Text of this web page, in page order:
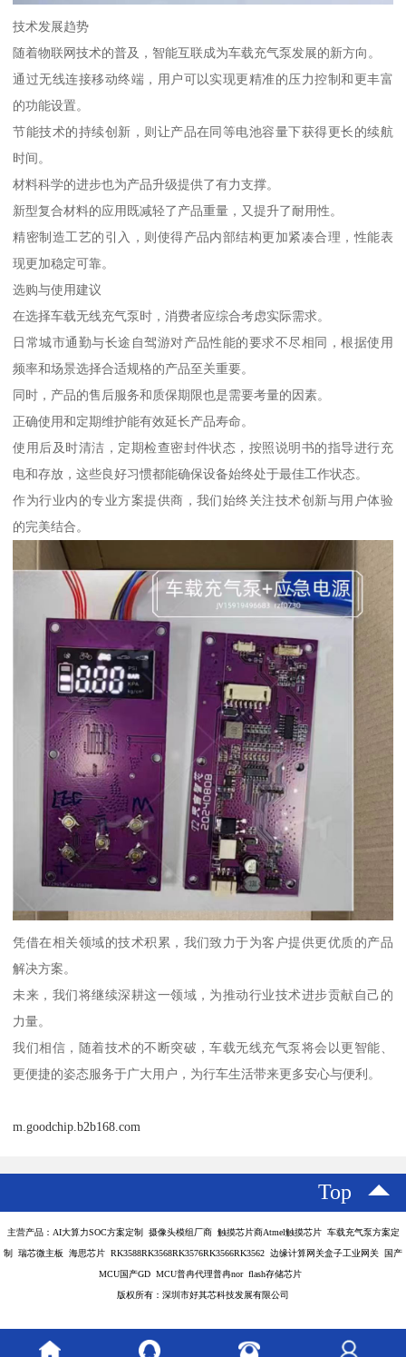
技术发展趋势
随着物联网技术的普及，智能互联成为车载充气泵发展的新方向。
通过无线连接移动终端，用户可以实现更精准的压力控制和更丰富
的功能设置。
节能技术的持续创新，则让产品在同等电池容量下获得更长的续航
时间。
材料科学的进步也为产品升级提供了有力支撑。
新型复合材料的应用既减轻了产品重量，又提升了耐用性。
精密制造工艺的引入，则使得产品内部结构更加紧凑合理，性能表
现更加稳定可靠。
选购与使用建议
在选择车载无线充气泵时，消费者应综合考虑实际需求。
日常城市通勤与长途自驾游对产品性能的要求不尽相同，根据使用
频率和场景选择合适规格的产品至关重要。
同时，产品的售后服务和质保期限也是需要考量的因素。
正确使用和定期维护能有效延长产品寿命。
使用后及时清洁，定期检查密封件状态，按照说明书的指导进行充
电和存放，这些良好习惯都能确保设备始终处于最佳工作状态。
作为行业内的专业方案提供商，我们始终关注技术创新与用户体验
的完美结合。
凭借在相关领域的技术积累，我们致力于为客户提供更优质的产品
解决方案。
未来，我们将继续深耕这一领域，为推动行业技术进步贡献自己的
力量。
我们相信，随着技术的不断突破，车载无线充气泵将会以更智能、
更便捷的姿态服务于广大用户，为行车生活带来更多安心与便利。
m.goodchip.b2b168.com
Top
主营产品：AI大算力SOC方案定制 摄像头模组厂商 触摸芯片商Atmel触摸芯片 车载充气泵方案定
制 瑞芯微主板 海思芯片 RK3588RK3568RK3576RK3566RK3562 边缘计算网关盒子工业网关 国产
MCU国产GD MCU普冉代理普冉nor flash存储芯片
版权所有：深圳市好其芯科技发展有限公司